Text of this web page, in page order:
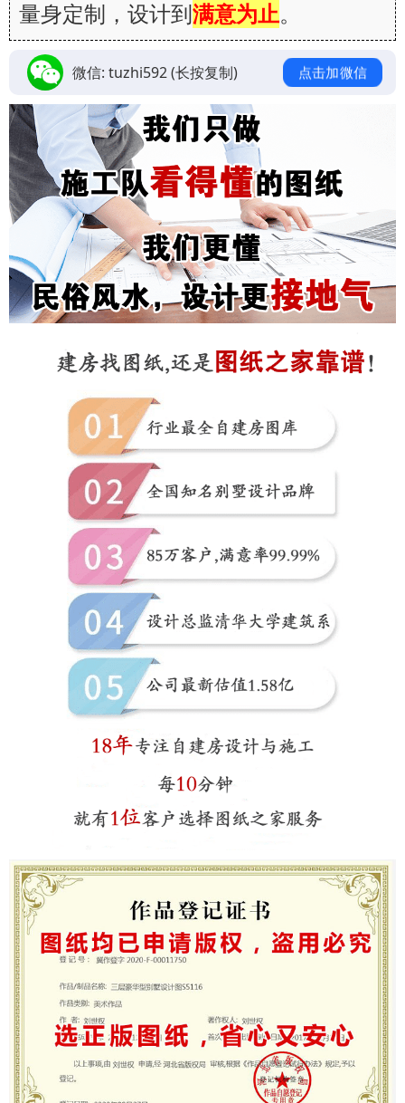
量身定制，设计到满意为止。
微信: tuzhi592(长按复制) 点击加微信